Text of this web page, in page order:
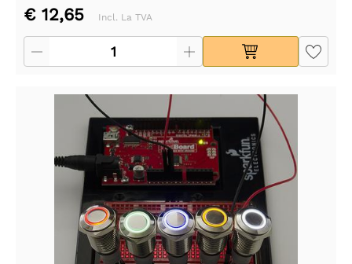
€ 12,65 Incl. La TVA